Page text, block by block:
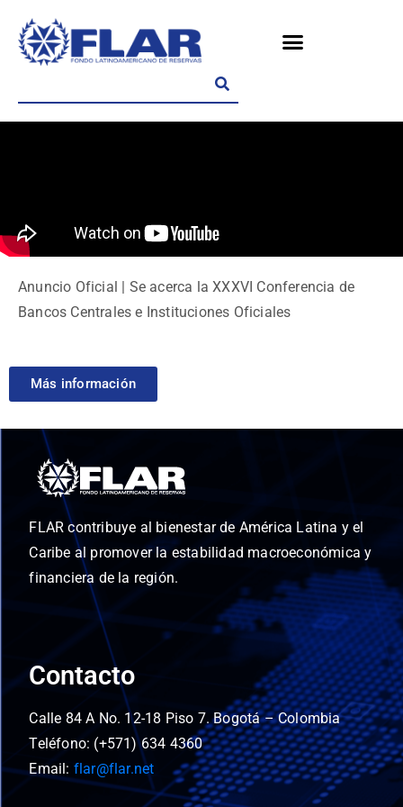
Anuncio Oficial | Se acerca la XXXVI Conferencia de
Bancos Centrales e Instituciones Oficiales
Más información
FLAR contribuye al bienestar de América Latina y el
Caribe al promover la estabilidad macroeconómica y
financiera de la región.
Contacto
Calle 84 A No. 12-18 Piso 7. Bogotá – Colombia
Teléfono: (+571) 634 4360
Email: flar@flar.net